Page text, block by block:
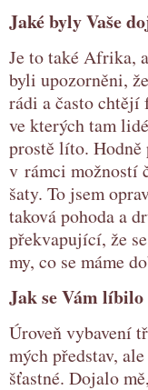
Jaké byly Vaše
Je to také Afrika,
byli upozorněni,
rádi a často chtějí
ve kterých tam
prostě líto. Hodně
v rámci možností
šaty. To jsem
taková pohoda a
překvapující, že
my, co se máme
Jak se Vám líbilo
Úroveň vybavení
mých představ,
šťastné. Dojalo